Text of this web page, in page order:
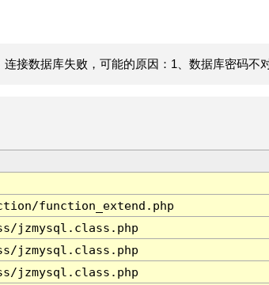
接数据库失败，可能的原因：1、数据库密码不
function_extend.php
jzmysql.class.php
jzmysql.class.php
jzmysql.class.php